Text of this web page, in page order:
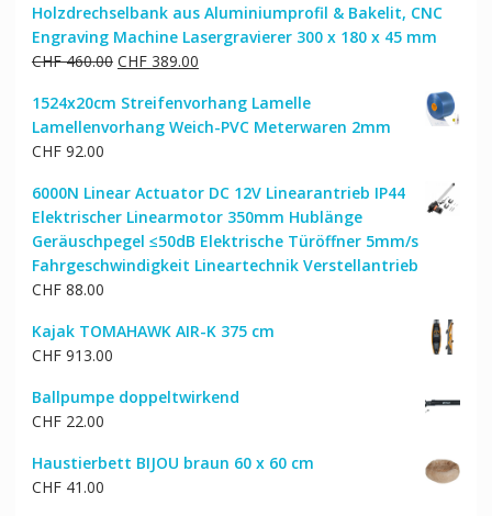
Holzdrechselbank aus Aluminiumprofil & Bakelit, CNC
Engraving Machine Lasergravierer 300 x 180 x 45 mm
CHF460.00 Ursprünglicher
war:
CHF 460.00
CHF389.00Aktueller
ist:
CHF 389.00.
1524x20cm Streifenvorhang Lamelle
Lamellenvorhang Weich-PVC Meterwaren 2mm
CHF92.00
6000N Linear Actuator DC 12V Linearantrieb IP44
Elektrischer Linearmotor 350mm Hublänge
Geräuschpegel ≤50dB Elektrische Türöffner 5mm/s
Fahrgeschwindigkeit Lineartechnik Verstellantrieb
CHF88.00
Kajak TOMAHAWK AIR-K 375 cm
CHF913.00
Ballpumpe doppeltwirkend
CHF22.00
Haustierbett BIJOU braun 60 x 60 cm
CHF41.00